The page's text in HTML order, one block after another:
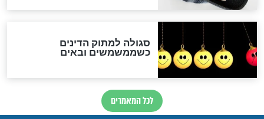
אחרית הימים
האם אפשר לחשב את הקץ?